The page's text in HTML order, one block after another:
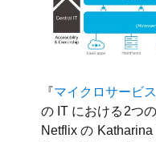
『マイクロサービス
の IT における2つ
Netflix の